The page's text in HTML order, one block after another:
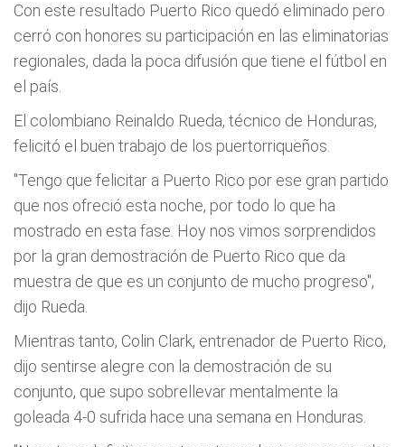
Con este resultado Puerto Rico quedó eliminado pero
cerró con honores su participación en las eliminatorias
regionales, dada la poca difusión que tiene el fútbol en
el país.
El colombiano Reinaldo Rueda, técnico de Honduras,
felicitó el buen trabajo de los puertorriqueños.
"Tengo que felicitar a Puerto Rico por ese gran partido
que nos ofreció esta noche, por todo lo que ha
mostrado en esta fase. Hoy nos vimos sorprendidos
por la gran demostración de Puerto Rico que da
muestra de que es un conjunto de mucho progreso",
dijo Rueda.
Mientras tanto, Colin Clark, entrenador de Puerto Rico,
dijo sentirse alegre con la demostración de su
conjunto, que supo sobrellevar mentalmente la
goleada 4-0 sufrida hace una semana en Honduras.